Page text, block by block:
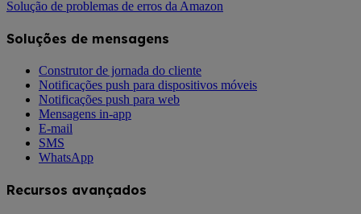
Solução de problemas de erros da Amazon
Soluções de mensagens
Construtor de jornada do cliente
Notificações push para dispositivos móveis
Notificações push para web
Mensagens in-app
E-mail
SMS
WhatsApp
Recursos avançados